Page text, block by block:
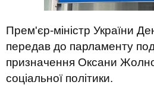
Прем'єр-міністр України
передав до парламенту
призначення Оксани
соціальної політики.